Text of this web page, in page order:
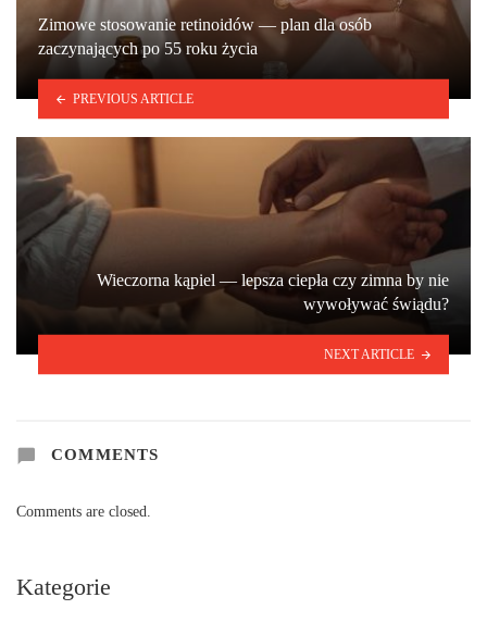
Zimowe stosowanie retinoidów — plan dla osób
zaczynających po 55 roku życia
PREVIOUS ARTICLE
Wieczorna kąpiel — lepsza ciepła czy zimna by nie
wywoływać świądu?
NEXT ARTICLE
COMMENTS
Comments are closed.
Kategorie